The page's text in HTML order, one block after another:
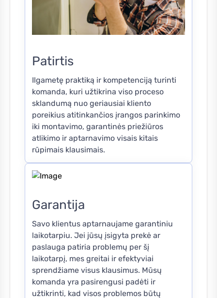
Patirtis
Ilgametę praktiką ir kompetenciją turinti
komanda, kuri užtikrina viso proceso
sklandumą nuo geriausiai kliento
poreikius atitinkančios įrangos parinkimo
iki montavimo, garantinės priežiūros
atlikimo ir aptarnavimo visais kitais
rūpimais klausimais.
Garantija
Savo klientus aptarnaujame garantiniu
laikotarpiu. Jei jūsų įsigyta prekė ar
paslauga patiria problemų per šį
laikotarpį, mes greitai ir efektyviai
sprendžiame visus klausimus. Mūsų
komanda yra pasirengusi padėti ir
užtikrinti, kad visos problemos būtų